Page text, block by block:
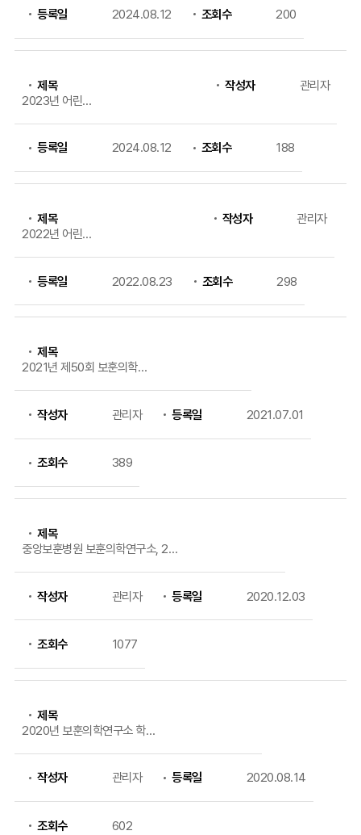
등록일,
첨부파일의
정보를
등록일 2024.08.12 조회수 200
제목
2023년 어린이/
실시
작성자 관리자
등록일 2024.08.12 조회수 188
제목
2022년 어린
캠프 실시
작성자 관리자
등록일 2022.08.23 조회수 298
제목
2021년 제50회 보훈의학
작성자 관리자 등록일 2021.07.01
조회수 389
제목
중앙보훈병원 보훈의학연구소, 20
작성자 관리자 등록일 2020.12.03
조회수 1077
제목
2020년 보훈의학연구소 학부
작성자 관리자 등록일 2020.08.14
조회수 602